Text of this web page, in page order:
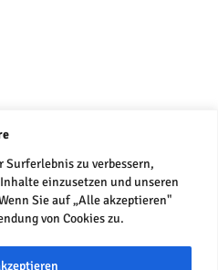
Surferlebnis zu verbessern,
einzusetzen und unseren
Sie auf „Alle akzeptieren"
von Cookies zu.
Datenschutz
Impressum